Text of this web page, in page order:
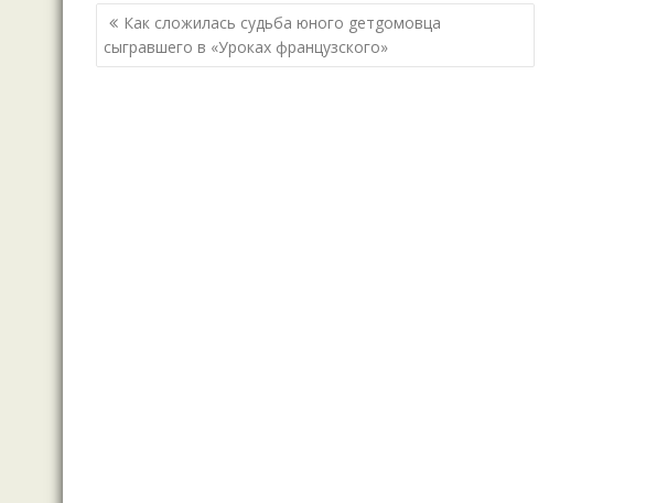
Навигация
по
записям
Как сложилась судьба юного geтgoмовца
сыгравшего в «Уроках французского»